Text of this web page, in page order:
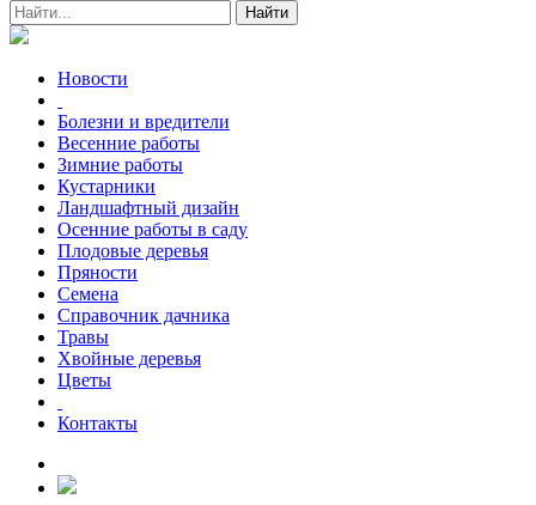
Новости
Болезни и вредители
Весенние работы
Зимние работы
Кустарники
Ландшафтный дизайн
Осенние работы в саду
Плодовые деревья
Пряности
Семена
Справочник дачника
Травы
Хвойные деревья
Цветы
Контакты